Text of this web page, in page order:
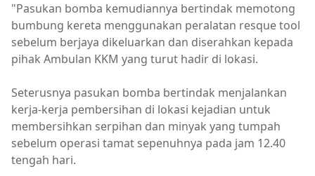
"Pasukan bomba kemudiannya bertindak memotong
bumbung kereta menggunakan peralatan resque tool
sebelum berjaya dikeluarkan dan diserahkan kepada
pihak Ambulan KKM yang turut hadir di lokasi.
Seterusnya pasukan bomba bertindak menjalankan
kerja-kerja pembersihan di lokasi kejadian untuk
membersihkan serpihan dan minyak yang tumpah
sebelum operasi tamat sepenuhnya pada jam 12.40
tengah hari.